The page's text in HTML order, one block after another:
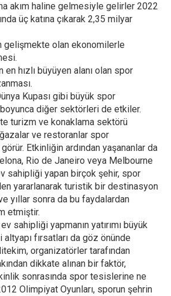
akım haline gelmesiyle gelirler 2022
üç katına çıkarak 2,35 milyar
gelişmekte olan ekonomilerle
hızlı büyüyen alanı olan spor
Kupası gibi büyük spor
diğer sektörleri de etkiler.
turizm ve konaklama sektörü
ve restoranlar spor
Etkinliğin ardından yaşananlar da
Rio de Janeiro veya Melbourne
sahipliği yapan birçok şehir, spor
yararlanarak turistik bir destinasyon
yıllar sonra da bu faydalardan
etmiştir.
sahipliği yapmanın yatırımı büyük
fırsatları da göz önünde
organizatörler tarafından
dikkate alınan bir faktör,
sonrasında spor tesislerine ne
Olimpiyat Oyunları, sporun şehrin